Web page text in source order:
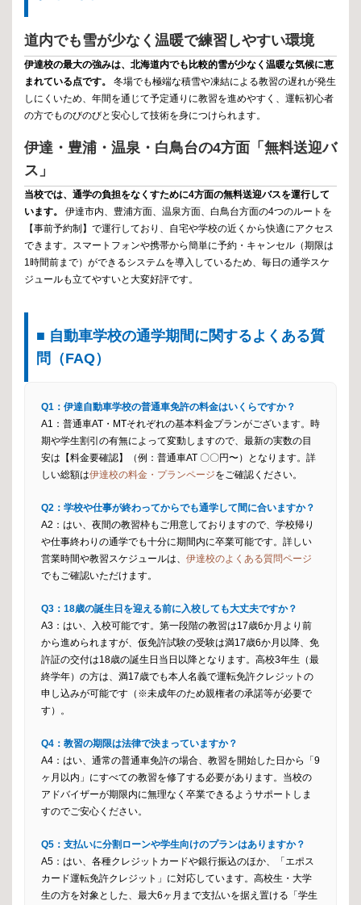
道内でも雪が少なく温暖で練習しやすい環境
伊達校の最大の強みは、北海道内でも比較的雪が少なく温暖な気候に恵
まれている点です。
冬場でも極端な積雪や凍結による教習の遅れが発生
しにくいため、年間を通じて予定通りに教習を進めやすく、運転初心者
の方でものびのびと安心して技術を身につけられます。
伊達・豊浦・温泉・白鳥台の4方面「無料送迎バ
ス」
当校では、通学の負担をなくすために4方面の無料送迎バスを運行して
います。
伊達市内、豊浦方面、温泉方面、白鳥台方面の4つのルートを
【事前予約制】で運行しており、自宅や学校の近くから快適にアクセス
できます。スマートフォンや携帯から簡単に予約・キャンセル（期限は
1時間前まで）ができるシステムを導入しているため、毎日の通学スケ
ジュールも立てやすいと大変好評です。
■ 自動車学校の通学期間に関するよくある質
問（FAQ）
Q1：伊達自動車学校の普通車免許の料金はいくらですか？
A1：普通車AT・MTそれぞれの基本料金プランがございます。時
期や学生割引の有無によって変動しますので、最新の実数の目
安は【料金要確認】（例：普通車AT 〇〇円〜）となります。詳
しい総額は伊達校の料金・プランページをご確認ください。
Q2：学校や仕事が終わってからでも通学して間に合いますか？
A2：はい、夜間の教習枠もご用意しておりますので、学校帰り
や仕事終わりの通学でも十分に期間内に卒業可能です。詳しい
営業時間や教習スケジュールは、 伊達校のよくある質問ページ
でもご確認いただけます。
Q3：18歳の誕生日を迎える前に入校しても大丈夫ですか？
A3：はい、入校可能です。第一段階の教習は17歳6か月より前
から進められますが、仮免許試験の受験は満17歳6か月以降、免
許証の交付は18歳の誕生日当日以降となります。高校3年生（最
終学年）の方は、満17歳でも本人名義で運転免許クレジットの
申し込みが可能です（※未成年のため親権者の承諾等が必要で
す）。
Q4：教習の期限は法律で決まっていますか？
A4：はい、通常の普通車免許の場合、教習を開始した日から「9
ヶ月以内」にすべての教習を修了する必要があります。当校の
アドバイザーが期限内に無理なく卒業できるようサポートしま
すのでご安心ください。
Q5：支払いに分割ローンや学生向けのプランはありますか？
A5：はい、各種クレジットカードや銀行振込のほか、「エポス
カード運転免許クレジット」に対応しています。高校生・大学
生の方を対象とした、最大6ヶ月まで支払いを据え置ける「学生